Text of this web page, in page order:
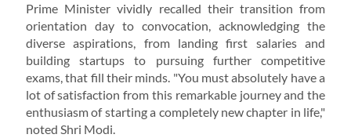
Prime Minister vividly recalled their transition from
orientation day to convocation, acknowledging the
diverse aspirations, from landing first salaries and
building startups to pursuing further competitive
exams, that fill their minds. "You must absolutely have a
lot of satisfaction from this remarkable journey and the
enthusiasm of starting a completely new chapter in life,"
noted Shri Modi.